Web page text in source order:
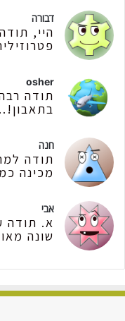
דבורה
היי,
osher
תודה
חנה
תודה
מכינה
אבי
א. תודה
שונה